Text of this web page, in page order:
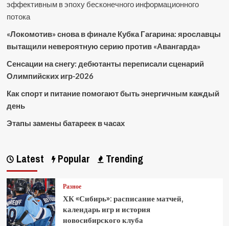
эффективным в эпоху бесконечного информационного
потока
«Локомотив» снова в финале Кубка Гагарина: ярославцы
вытащили невероятную серию против «Авангарда»
Сенсации на снегу: дебютанты переписали сценарий
Олимпийских игр-2026
Как спорт и питание помогают быть энергичным каждый
день
Этапы замены батареек в часах
Latest Popular Trending
Разное
ХК «Сибирь»: расписание матчей,
календарь игр и история
новосибирского клуба